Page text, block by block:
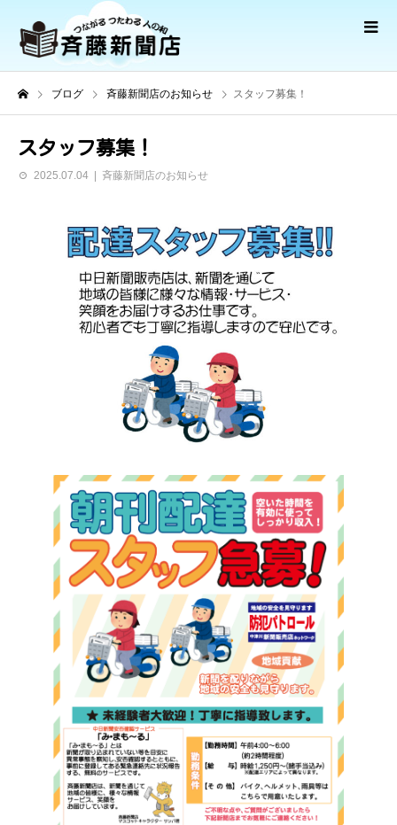
ブログ 斉藤新聞店のお知らせ スタッフ募集！
スタッフ募集！
2025.07.04 斉藤新聞店のお知らせ